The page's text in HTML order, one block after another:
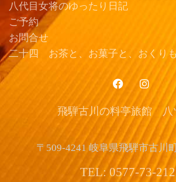
八代目女将のゆったり日記
ご予約
お問合せ
二十四 お茶と、お菓子と、おくりも
飛騨古川の料亭旅館 八
〒509-4241 岐阜県飛騨市古川
TEL: 0577-73-